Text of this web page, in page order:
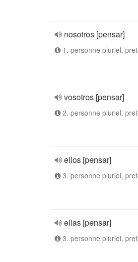
nosotros [pensar]
1. personne pluriel,
vosotros [pensar]
2. personne pluriel,
ellos [pensar]
3. personne pluriel,
ellas [pensar]
3. personne pluriel,